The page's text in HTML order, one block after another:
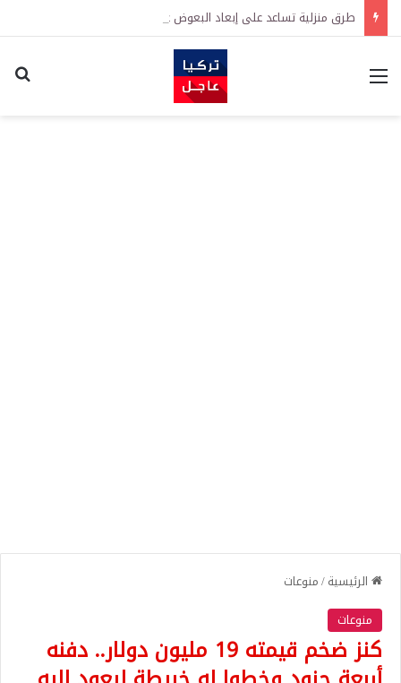
طرق منزلية تساعد على إبعاد البعوض عن المنزل في الصيف
القائمة
الرئيسية/منوعات
منوعات
كنز ضخم قيمته 19 مليون دولار.. دفنه